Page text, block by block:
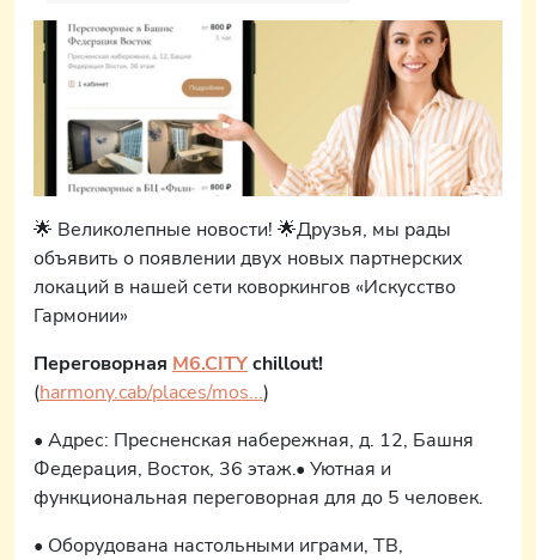
🌟 Великолепные новости! 🌟Друзья, мы рады
объявить о появлении двух новых партнерских
локаций в нашей сети коворкингов «Искусство
Гармонии» ⠀
Переговорная M6.CITYchillout!
(harmony.cab/places/mos...)
• Адрес: Пресненская набережная, д. 12, Башня
Федерация, Восток, 36 этаж.• Уютная и
функциональная переговорная для до 5 человек.
• Оборудована настольными играми, ТВ,